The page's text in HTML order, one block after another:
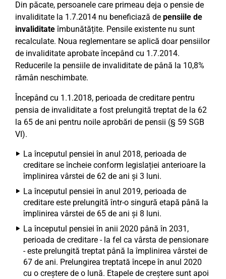
Din păcate, persoanele care primeau deja o pensie de
invaliditate la 1.7.2014 nu beneficiază de pensiile de
invaliditateîmbunătățite. Pensile existente nu sunt
recalculate. Noua reglementare se aplică doar pensiilor
de invaliditate aprobate începând cu 1.7.2014.
Reducerile la pensiile de invaliditate de până la 10,8%
rămân neschimbate.
Începând cu 1.1.2018, perioada de creditare pentru
pensia de invaliditate a fost prelungită treptat de la 62
la 65 de ani pentru noile aprobări de pensii (§ 59 SGB
VI).
La începutul pensiei în anul 2018, perioada de
creditare se încheie conform legislației anterioare la
împlinirea vârstei de 62 de ani și 3 luni.
La începutul pensiei în anul 2019, perioada de
creditare este prelungită într-o singură etapă până la
împlinirea vârstei de 65 de ani și 8 luni.
La începutul pensiei în anii 2020 până în 2031,
perioada de creditare - la fel ca vârsta de pensionare
- este prelungită treptat până la împlinirea vârstei de
67 de ani. Prelungirea treptată începe în anul 2020
cu o creștere de o lună. Etapele de creștere sunt apoi